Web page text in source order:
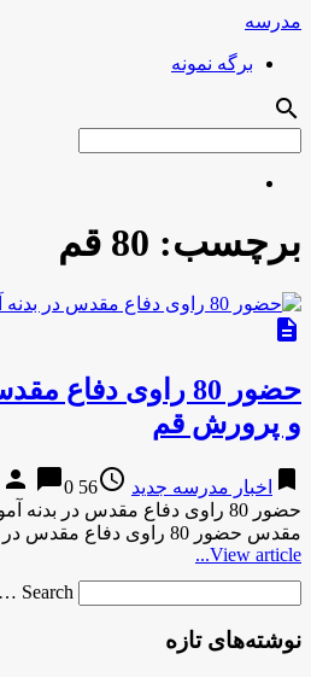
مدرسه
برگه نمونه
search
برچسب: 80 قم
description
حضور 80 راوی
و پرورش قم
bookmark اخبار مدرسه جدید access_time
56 years ago
person chat_bubble0
حضور 80 راوی دفاع مقدس در
مقدس حضور 80 راوی دفاع مقدس در بدنه آموزش …
View article...
Search …
نوشته‌های تازه